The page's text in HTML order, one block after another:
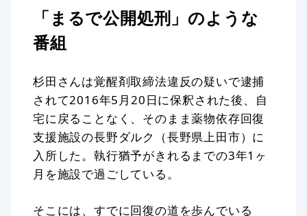
「まるで公開処刑」のような
番組
杉田さんは覚醒剤取締法違反の疑いで逮捕
されて2016年5月20日に保釈された後、自
宅に戻ることなく、そのまま薬物依存回復
支援施設の長野ダルク（長野県上田市）に
入所した。執行猶予がきれるまでの3年1ヶ
月を施設で過ごしている。
そこには、すでに回復の道を歩んでいる